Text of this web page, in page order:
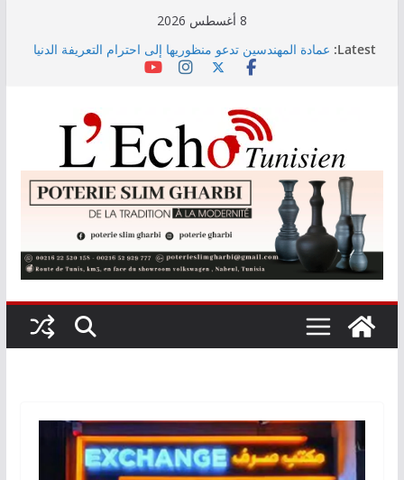
8 أغسطس 2026
Latest: عمادة المهندسين تدعو منظوريها إلى احترام التعريفة الدنيا
أمين بودشارت يلتقي جمهور بنزرت في تجربة موسيقية
استثنائية تجمع الفنان بالجمهور
بالمائة إلى موفى ماي 2026
اختيار معهد باستور مركزا إقليميا لشمال إفريقيا في مراقبة
مياه الصرف الصحي والبيئة